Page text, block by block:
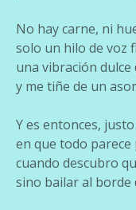
No hay carne, ni
solo un hilo de voz
una vibración
y me tiñe de un
Y es entonces,
en que todo
cuando descubro
sino bailar al borde